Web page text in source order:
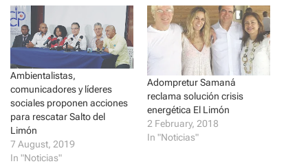
e
o
n
T
w
i
t
t
e
r
(
O
p
e
n
s
e
o
n
F
a
c
e
b
o
o
k
p
Ambientalistas,
comunicadores y líderes
sociales proponen acciones
para rescatar Salto del
Limón
7 August, 2019
In "Noticias"
Adompretur Samaná
reclama solución crisis
energética El Limón
2 February, 2018
In "Noticias"